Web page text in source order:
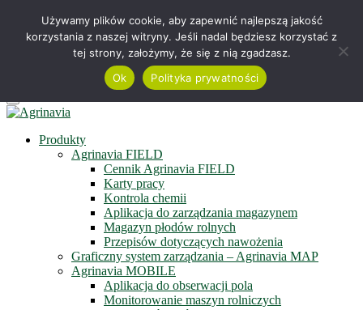
Telefon +48 515 230 958
Serwis online
Zapisz się do newslettera
Obejrzyj film
Menu
Produkty
Agrinavia FIELD
Cennik Agrinavia FIELD
Karty pracy
Kontrola chemii
Aplikacja do zarządzania magazynem
Magazyn płodów rolnych
Przepisów dotyczących nawożenia
Graficzny system zarządzania – Agrinavia MAP
Agrinavia MOBILE
Aplikacja do obserwacji pola
Monitorowanie maszyn rolniczych
Używamy plików cookie, aby zapewnić najlepszą jakość
korzystania z naszej witryny. Jeśli nadal będziesz korzystać z
tej strony, założymy, że się z nią zgadzasz.
Ok
Polityka prywatności